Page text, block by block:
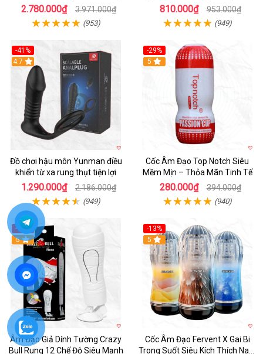
2.780.000₫ 3.971.000₫
(953)
khoái cảm
810.000₫ 953.000₫
(949)
-41%
Hot
4.7
Đồ chơi hậu môn Yunman điều
khiển từ xa rung thụt tiện lợi
1.290.000₫ 2.186.000₫
(949)
-29%
5
Cốc Âm Đạo Top Notch Siêu
Mềm Mịn – Thỏa Mãn Tinh Tế
280.000₫ 394.000₫
(940)
-17%
5
Âm Đạo Giả Dính Tường Crazy
Bull Rung 12 Chế Độ Siêu Mạnh
-13%
Hot
5
Cốc Âm Đạo Fervent X Gai Bi
Trong Suốt Siêu Kích Thích Nam